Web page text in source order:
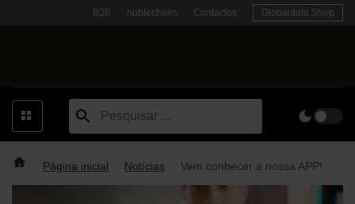
B2B noblechairs Contactos Globaldata Shop
Página inicial Notícias Vem conhecer a nossa APP!